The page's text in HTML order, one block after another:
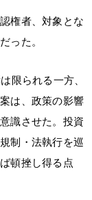
権者、対象とな
った。
限られる一方、
は、政策の影響
識させた。投資
制・法執行を巡
頓挫し得る点